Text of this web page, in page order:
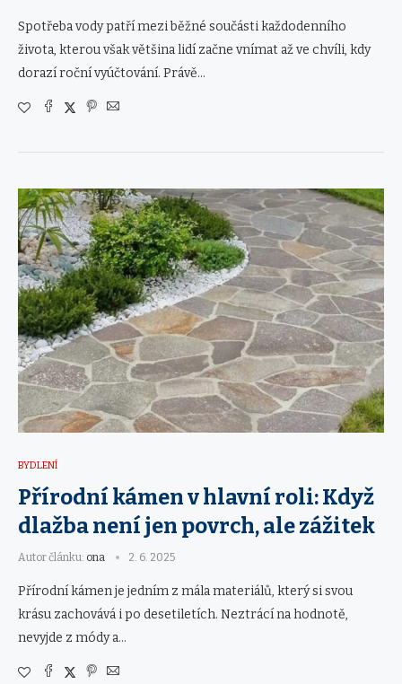
Spotřeba vody patří mezi běžné součásti každodenního
života, kterou však většina lidí začne vnímat až ve chvíli, kdy
dorazí roční vyúčtování. Právě…
BYDLENÍ
Přírodní kámen v hlavní roli: Když
dlažba není jen povrch, ale zážitek
Autor článku: ona 2. 6. 2025
Přírodní kámen je jedním z mála materiálů, který si svou
krásu zachovává i po desetiletích. Neztrácí na hodnotě,
nevyjde z módy a…